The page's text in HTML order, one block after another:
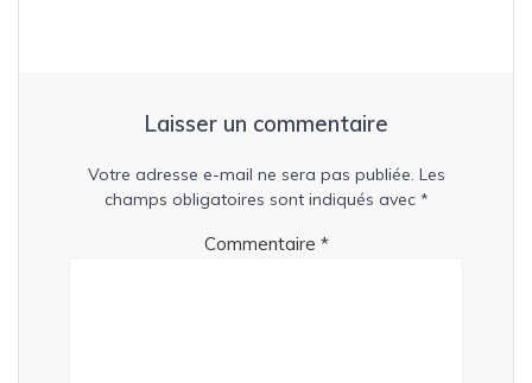
Laisser un commentaire
Votre adresse e-mail ne sera pas publiée. Les
champs obligatoires sont indiqués avec *
Commentaire *